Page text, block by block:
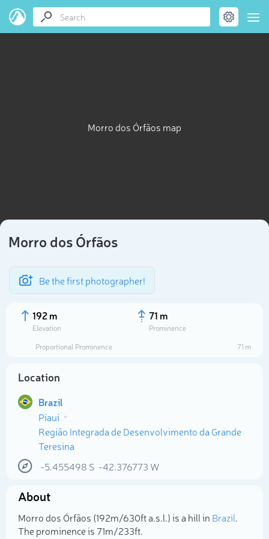
Morro dos Órfãos map
Morro dos Órfãos
Be the first photographer!
192 m
Elevation
71 m
Prominence
Proportional Prominence
71 m
Location
Brazil
Piauí
Região Integrada de Desenvolvimento da Grande
Teresina
-5.455498 S -42.376773 W
About
Morro dos Órfãos (192m/630ft a.s.l.) is a hill in Brazil.
The prominence is 71m/233ft.
Select photo